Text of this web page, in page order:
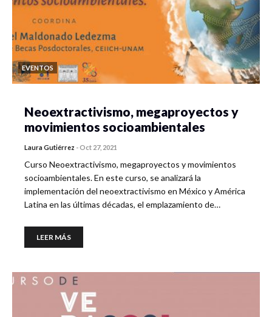
EVENTOS
Neoextractivismo, megaproyectos y
movimientos socioambientales
Laura Gutiérrez -Oct 27, 2021
Curso Neoextractivismo, megaproyectos y movimientos
socioambientales. En este curso, se analizará la
implementación del neoextractivismo en México y América
Latina en las últimas décadas, el emplazamiento de…
LEER MÁS